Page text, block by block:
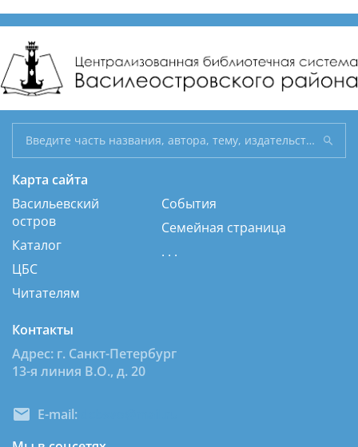
Карта сайта
Васильевский
остров
Каталог
ЦБС
Читателям
События
Семейная страница
. . .
Контакты
Адрес: г. Санкт-Петербург
13-я линия В.О., д. 20
E-mail: